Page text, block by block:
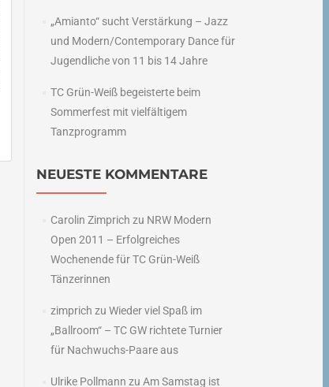
„Amianto“ sucht Verstärkung – Jazz
und Modern/Contemporary Dance für
Jugendliche von 11 bis 14 Jahre
TC Grün-Weiß begeisterte beim
Sommerfest mit vielfältigem
Tanzprogramm
NEUESTE KOMMENTARE
Carolin Zimprich zu NRW Modern
Open 2011 – Erfolgreiches
Wochenende für TC Grün-Weiß
Tänzerinnen
zimprich zu Wieder viel Spaß im
„Ballroom“ – TC GW richtete Turnier
für Nachwuchs-Paare aus
Ulrike Pollmann zu Am Samstag ist